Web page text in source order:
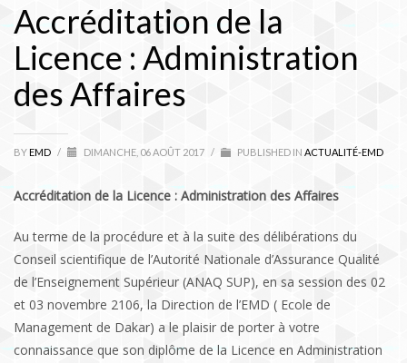
Accréditation de la
Licence : Administration
des Affaires
BYEMD / DIMANCHE, 06 AOÛT 2017 / PUBLISHED IN ACTUALITÉ-EMD
Accréditation de la Licence : Administration des Affaires
Au terme de la procédure et à la suite des délibérations du
Conseil scientifique de l’Autorité Nationale d’Assurance Qualité
de l’Enseignement Supérieur (ANAQ SUP), en sa session des 02
et 03 novembre 2106, la Direction de l’EMD ( Ecole de
Management de Dakar) a le plaisir de porter à votre
connaissance que son diplôme de la Licence en Administration